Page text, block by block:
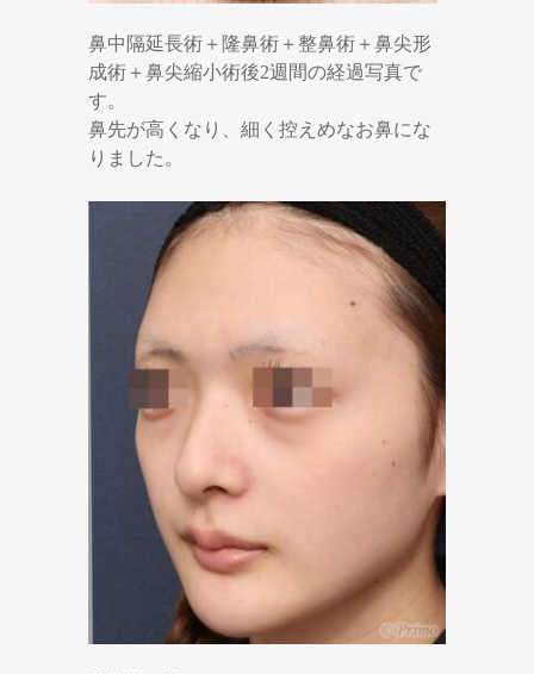
鼻中隔延長術＋隆鼻術＋整鼻術＋鼻尖形
成術＋鼻尖縮小術後2週間の経過写真で
す。
鼻先が高くなり、細く控えめなお鼻にな
りました。